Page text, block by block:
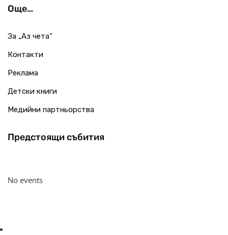
Още…
За „Аз чета“
Контакти
Реклама
Детски книги
Медийни партньорства
Предстоящи събития
No events